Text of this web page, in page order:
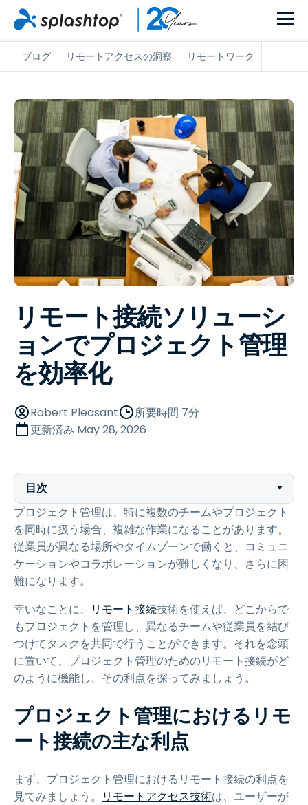
ブログ リモートアクセスの洞察 リモートワーク
リモート接続ソリューシ
ョンでプロジェクト管理
を効率化
Robert Pleasant
所要時間 7分
更新済み May 28, 2026
目次
プロジェクト管理は、特に複数のチームやプロジェクト
を同時に扱う場合、複雑な作業になることがあります。
従業員が異なる場所やタイムゾーンで働くと、コミュニ
ケーションやコラボレーションが難しくなり、さらに困
難になります。
幸いなことに、
リモート接続技術を使えば、どこからで
もプロジェクトを管理し、異なるチームや従業員を結び
つけてタスクを共同で行うことができます。それを念頭
に置いて、プロジェクト管理のためのリモート接続がど
のように機能し、その利点を探ってみましょう。
プロジェクト管理におけるリモ
ート接続の主な利点
まず、プロジェクト管理におけるリモート接続の利点を
見てみましょう。
リモートアクセス技術は、ユーザーが